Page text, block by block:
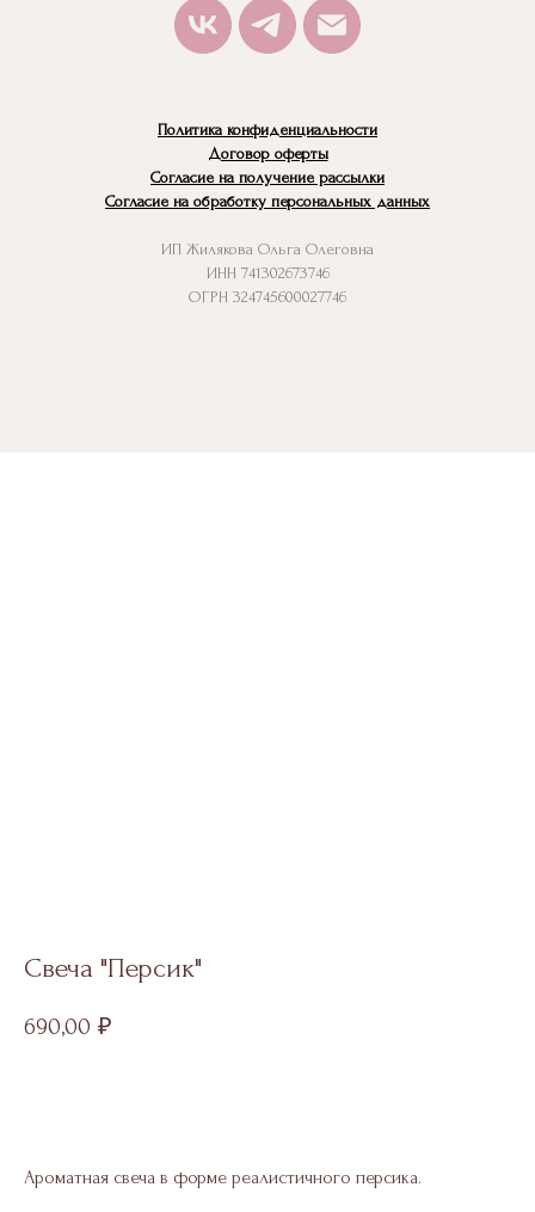
Политика конфиденциальности
Договор оферты
Согласие на получение рассылки
Согласие на обработку персональных данных
ИП Жилякова Ольга Олеговна
ИНН 741302673746
ОГРН 324745600027746
Свеча "Персик"
690,00 ₽
Ароматная свеча в форме реалистичного персика.